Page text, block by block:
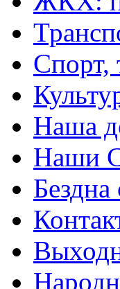
Спорт,
Наша
Наши